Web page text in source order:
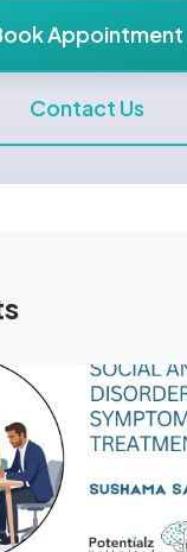
Appointment
Contact Us